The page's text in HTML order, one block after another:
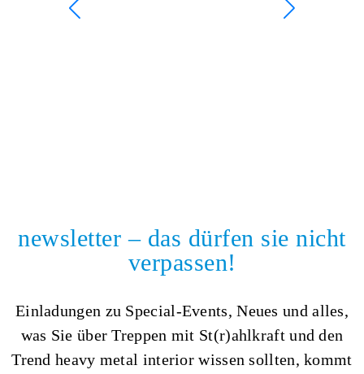
newsletter – das dürfen sie nicht
verpassen!
Einladungen zu Special-Events, Neues und alles,
was Sie über Treppen mit St(r)ahlkraft und den
Trend heavy metal interior wissen sollten, kommt